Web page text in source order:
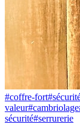
#coffre-fort#
valeur#cambriolage
sécurité#serrurerie